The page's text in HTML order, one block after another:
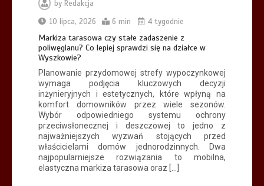
by Redakcja
10 lipca, 2026
6 min 4 tygodnie
Markiza tarasowa czy stałe zadaszenie z
poliwęglanu? Co lepiej sprawdzi się na działce w
Wyszkowie?
Planowanie przydomowej strefy wypoczynkowej
wymaga podjęcia kluczowych decyzji
inżynieryjnych i estetycznych, które wpłyną na
komfort domowników przez wiele sezonów.
Wybór odpowiedniego systemu ochrony
przeciwsłonecznej i deszczowej to jedno z
najważniejszych wyzwań stojących przed
właścicielami domów jednorodzinnych. Dwa
najpopularniejsze rozwiązania to mobilna,
elastyczna markiza tarasowa oraz […]